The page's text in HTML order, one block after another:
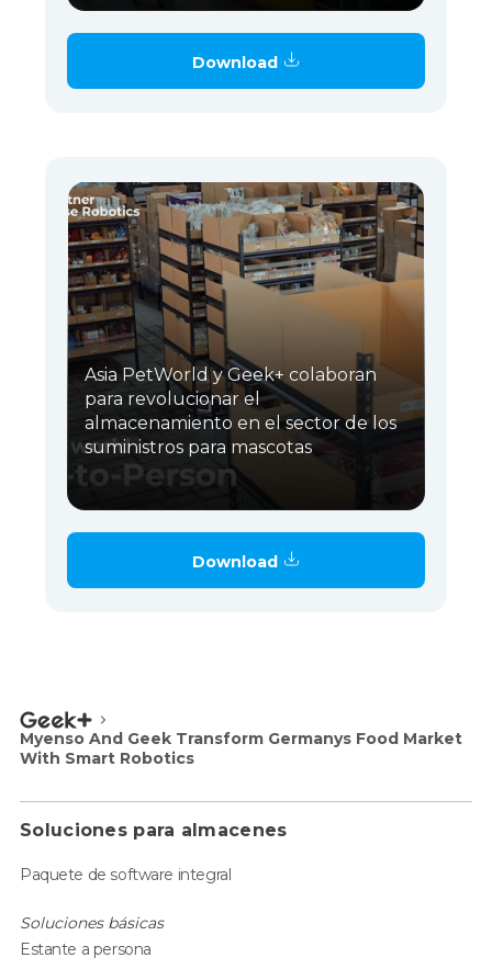
Download
Asia PetWorld y Geek+ colaboran
para revolucionar el
almacenamiento en el sector de los
suministros para mascotas
Download
Myenso And Geek Transform Germanys Food Market
With Smart Robotics
Soluciones para almacenes
Paquete de software integral
Soluciones básicas
Estante a persona